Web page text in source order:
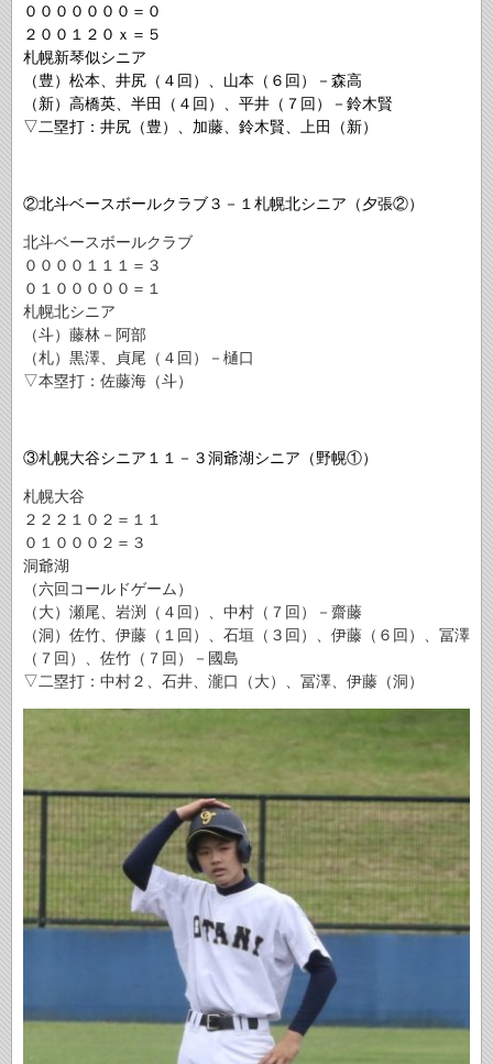
０００００００＝０
２００１２０ｘ＝５
札幌新琴似シニア
（豊）松本、井尻（４回）、山本（６回）－森高
（新）高橋英、半田（４回）、平井（７回）－鈴木賢
▽二塁打：井尻（豊）、加藤、鈴木賢、上田（新）
②北斗ベースボールクラブ３－１札幌北シニア（夕張②）
北斗ベースボールクラブ
００００１１１＝３
０１０００００＝１
札幌北シニア
（斗）藤林－阿部
（札）黒澤、貞尾（４回）－樋口
▽本塁打：佐藤海（斗）
③札幌大谷シニア１１－３洞爺湖シニア（野幌①）
札幌大谷
２２２１０２＝１１
０１０００２＝３
洞爺湖
（六回コールドゲーム）
（大）瀬尾、岩渕（４回）、中村（７回）－齋藤
（洞）佐竹、伊藤（１回）、石垣（３回）、伊藤（６回）、冨澤
（７回）、佐竹（７回）－國島
▽二塁打：中村２、石井、瀧口（大）、冨澤、伊藤（洞）